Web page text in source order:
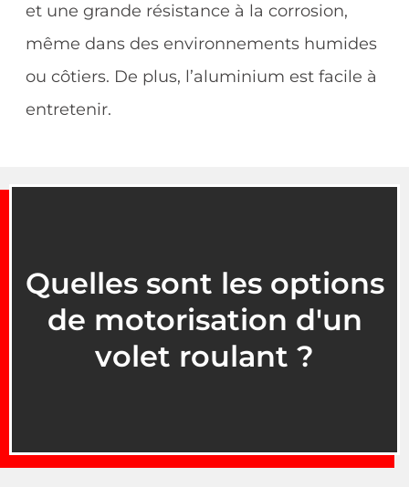
et une grande résistance à la corrosion,
même dans des environnements humides
ou côtiers. De plus, l’aluminium est facile à
entretenir.
Quelles sont les options
de motorisation d'un
volet roulant ?